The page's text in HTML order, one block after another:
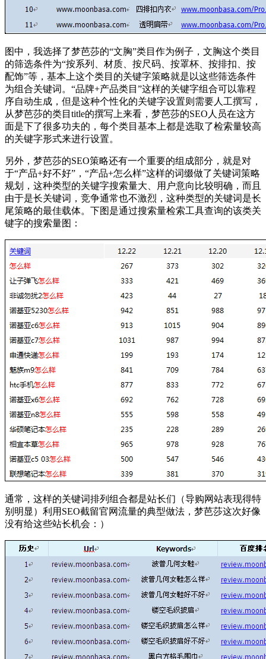
图中，我选择了梦芭莎的“文胸”类目作为例子，文胸这个类目
的筛选条件为“按系列、材质、按尺码、按罩杯、按排扣、按
配饰”等，基本上这个类目的关键字策略就是以这些筛选条件
为组合关键词。“品牌+产品类目”这样的关键字组合可以靠程
序自动生成，但是这种个性化的关键字设置则需要人工撰写，
从梦芭莎的类目title的撰写上来看，梦芭莎的SEO人员在这方
面是下了很多功夫的，每个类目基本上都是选取了检索量较高
的关键字形式来进行设置。
另外，梦芭莎的SEO策略还有一个重要的组成部分，就是对
于“产品+好不好”，“产品+怎么样”这样的词缀做了关键词策略
规划，这种类型的关键字搜索量大、用户意向比较明确，而且
由于是长关键词，竞争通常也不激烈，这种类型的关键词是长
尾策略的最佳载体。下图是通过搜索量检索工具查询的该类关
键字的搜索量图：
通常，这样的关键词排列组合都是站长们（导购网站表现得特
别明显）利用SEO截留官网流量的典型做法，梦芭莎这次好像
没有给这些站长机会：）